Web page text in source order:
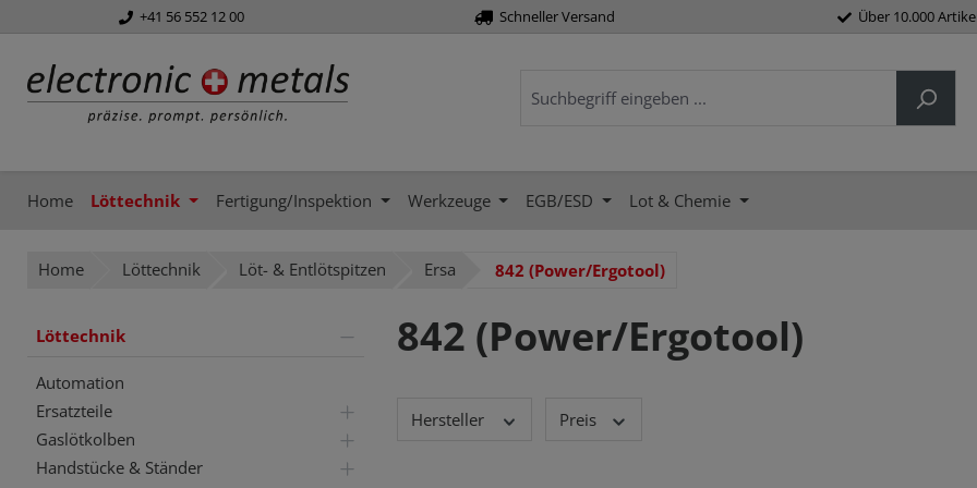
Zur Hauptnavigation springen
+41 56 552 12 00 Schneller Versand Über 10.000 Artikel
Home Löttechnik Fertigung/Inspektion Werkzeuge EGB/ESD Lot & Chemie
Home Löttechnik Löt- & Entlötspitzen Ersa 842 (Power/Ergotool)
Löttechnik
Automation
Ersatzteile
Gaslötkolben
Handstücke & Ständer
842 (Power/Ergotool)
Hersteller Preis